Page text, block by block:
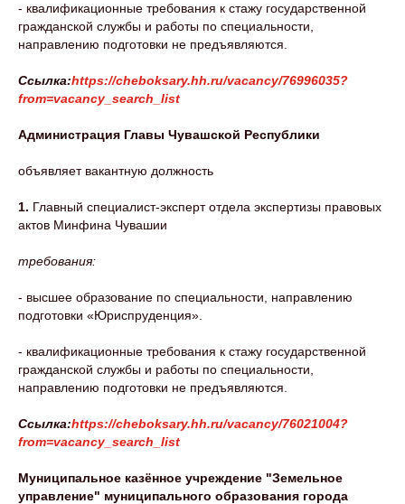
- квалификационные требования к стажу государственной
гражданской службы и работы по специальности,
направлению подготовки не предъявляются.
Ссылка:https://cheboksary.hh.ru/vacancy/76996035?
from=vacancy_search_list
Администрация Главы Чувашской Республики
объявляет вакантную должность
1. Главный специалист-эксперт отдела экспертизы правовых
актов Минфина Чувашии
требования:
- высшее образование по специальности, направлению
подготовки «Юриспруденция».
- квалификационные требования к стажу государственной
гражданской службы и работы по специальности,
направлению подготовки не предъявляются.
Ссылка:https://cheboksary.hh.ru/vacancy/76021004?
from=vacancy_search_list
Муниципальное казённое учреждение "Земельное
управление" муниципального образования города